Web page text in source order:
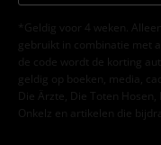
*Geldig voor 4 weken.
gebruikt in combinatie met
de code wordt de korting
geldig op boeken, media,
Die Ärzte, Die Toten
Onkelz en artikelen die